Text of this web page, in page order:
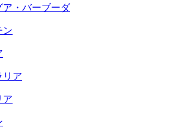
ア・バーブーダ
ン
リア
ア